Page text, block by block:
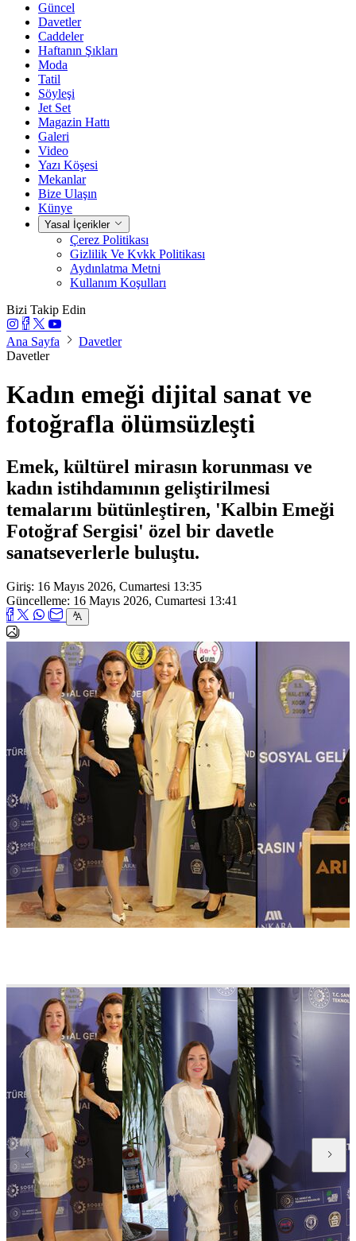
Güncel
Davetler
Caddeler
Haftanın Şıkları
Moda
Tatil
Söyleşi
Jet Set
Magazin Hattı
Galeri
Video
Yazı Köşesi
Mekanlar
Bize Ulaşın
Künye
Yasal İçerikler
Çerez Politikası
Gizlilik Ve Kvkk Politikası
Aydınlatma Metni
Kullanım Koşulları
Bizi Takip Edin
Ana Sayfa
Davetler
Davetler
Kadın emeği dijital sanat ve
fotoğrafla ölümsüzleşti
Emek, kültürel mirasın korunması ve
kadın istihdamının geliştirilmesi
temalarını bütünleştiren, 'Kalbin Emeği
Fotoğraf Sergisi' özel bir davetle
sanatseverlerle buluştu.
Giriş: 16 Mayıs 2026, Cumartesi 13:35
Güncelleme: 16 Mayıs 2026, Cumartesi 13:41